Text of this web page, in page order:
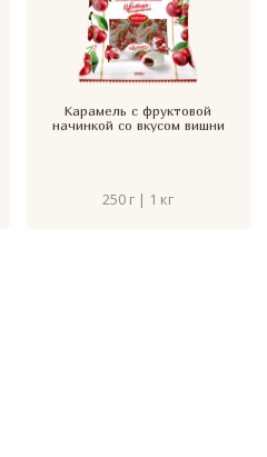
Карамель с фруктовой
начинкой со вкусом вишни
250 г | 1 кг